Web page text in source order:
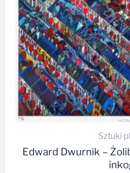
Sztuki
Edward Dwurnik –